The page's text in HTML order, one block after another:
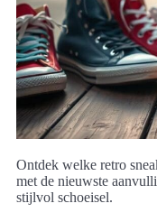
Ontdek welke retro
met de nieuwste
stijlvol schoeisel.